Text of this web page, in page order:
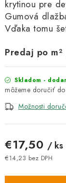
krytinou pre
Gumová
Vďaka tomu
Predaj po
Skladom -
Možnosti
€17,50 / ks
€14,23 bez DPH